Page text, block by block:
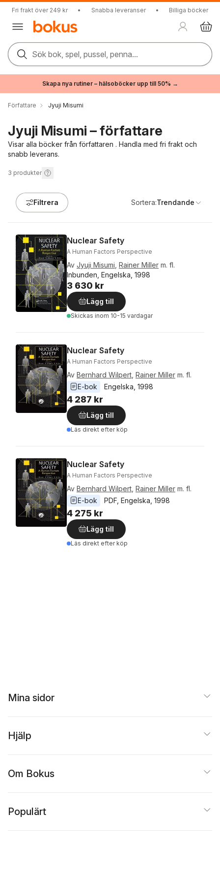
Fri frakt över 249 kr • Snabba leveranser • Billiga böcker
Sök bok, spel, pussel, penna...
Skapa nya rutiner – hälsoböcker upp till 50% →
Författare Jyuji Misumi
Jyuji Misumi – författare
Visar alla böcker från författaren . Handla med fri frakt och
snabb leverans.
3 produkter
Filtrera Sortera:Trendande
Nuclear Safety
A Human Factors Perspective
Av Jyuji Misumi Rainer Miller m. fl.
Inbunden, Engelska, 1998
3 630 kr
Lägg till
Skickas inom 10-15 vardagar
Nuclear Safety
A Human Factors Perspective
Av Bernhard Wilpert Rainer Miller m. fl.
E-bok
Engelska 1998
4 287 kr
Lägg till
Läs direkt efter köp
Nuclear Safety
A Human Factors Perspective
Av Bernhard Wilpert Rainer Miller m. fl.
E-bok
PDF Engelska 1998
4 275 kr
Lägg till
Läs direkt efter köp
Mina sidor
Hjälp
Om Bokus
Populärt